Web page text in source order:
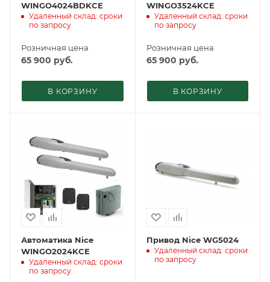
WINGO4024BDKCE
Удаленный склад: сроки
по запросу
Розничная цена
65 900 руб.
В КОРЗИНУ
WINGO3524KCE
Удаленный склад: сроки
по запросу
Розничная цена
65 900 руб.
В КОРЗИНУ
Автоматика Nice
WINGO2024KCE
Удаленный склад: сроки
по запросу
Привод Nice WG5024
Удаленный склад: сроки
по запросу